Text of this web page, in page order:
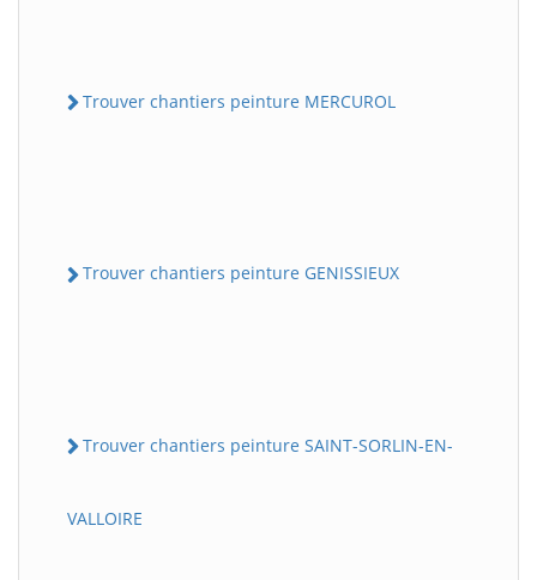
Trouver chantiers peinture MERCUROL
Trouver chantiers peinture GENISSIEUX
Trouver chantiers peinture SAINT-SORLIN-EN-
VALLOIRE